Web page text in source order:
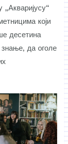
„Акваријусу“
који
десетина
знање, да оголе